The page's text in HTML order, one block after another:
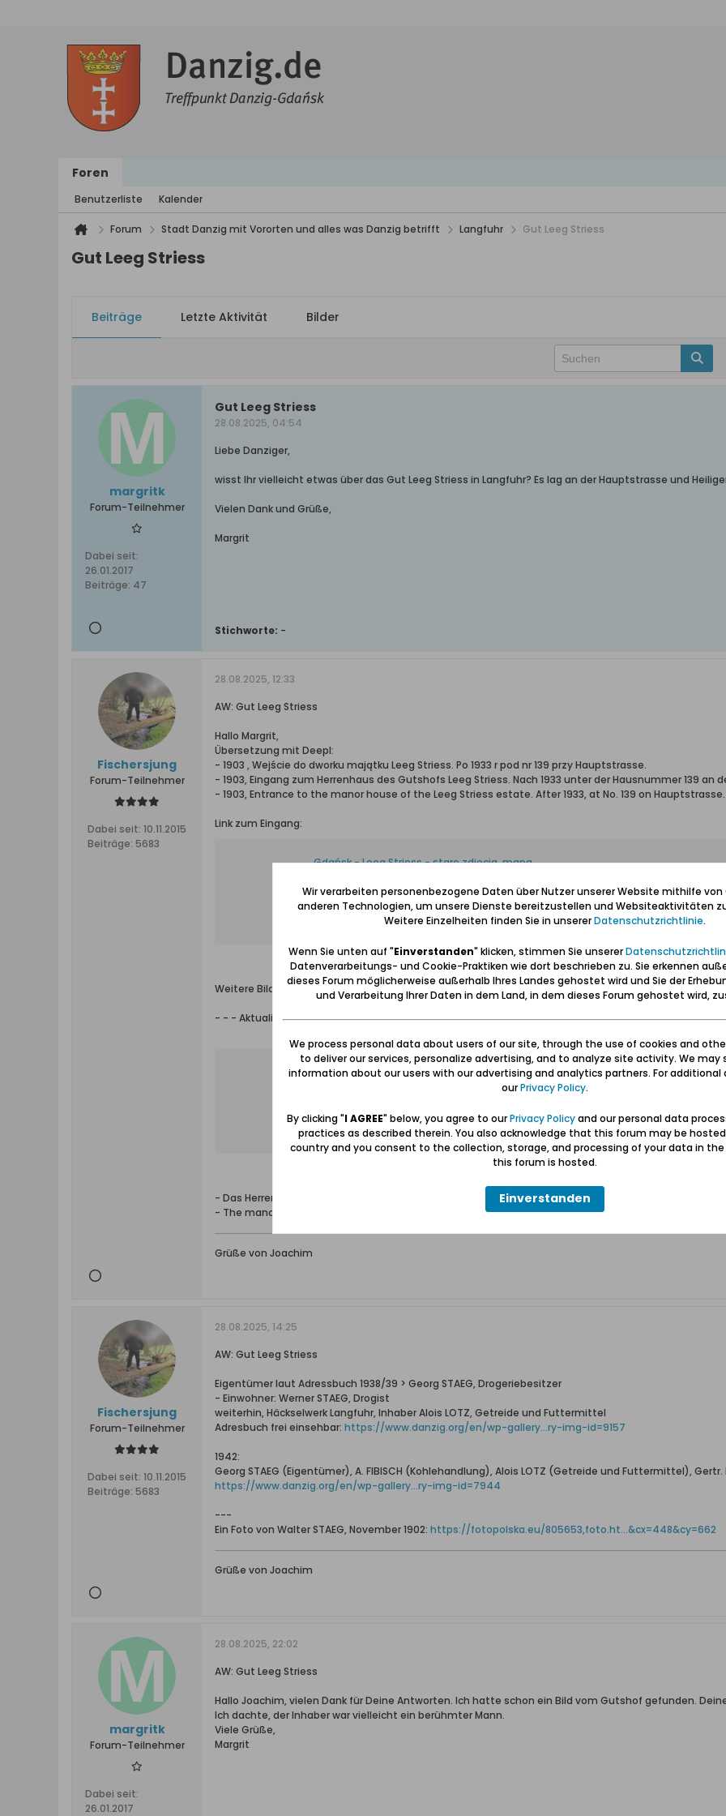
Foren
Benutzerliste Kalender
Forum Stadt Danzig mit Vororten und alles was Danzig betrifft Langfuhr Gut Leeg Striess
Gut Leeg Striess
Beiträge Letzte Aktivität Bilder
margritk
Forum-Teilnehmer
Dabei seit:
26.01.2017
Beiträge: 47
Gut Leeg Striess
28.08.2025, 04:54
Liebe Danziger,
wisst Ihr vielleicht etwas über das Gut Leeg Striess in Langfuhr? Es lag an der Hauptstrasse und
Vielen Dank und Grüße,
Margrit
Stichworte: -
Fischersjung
Forum-Teilnehmer
Dabei seit: 10.11.2015
Beiträge: 5683
28.08.2025, 12:33
AW: Gut Leeg Striess
Hallo Margrit,
Übersetzung mit Deepl:
- 1903 , Wejście do dworku majątku Leeg Striess. Po 1933 r pod nr 139 przy Hauptstrasse.
- 1903, Eingang zum Herrenhaus des Gutshofs Leeg Striess. Nach 1933 unter der Hausnummer 139 an
- 1903, Entrance to the manor house of the Leeg Striess estate. After 1933, at No. 139 on Hauptstrasse.
Link zum Eingang:
Gdańsk - Leeg Striess - stare zdjęcia, mapa
Leeg Striess, Gdańsk - 7 starych zdjęć
Weitere Bilder vom Gutshof Leeg Striess findest du im Link.
- - - Aktualisiert - - -
Leeg Striess (Hauptstrasse 60), Gdańsk - 1900 rok, stare zdjęcia
https://fotopolska.eu/1442641,foto.html
- Das Herrenhaus des Gutshofs Leeg Striess wurde von den letzten Eigentümern als Staeckhof
- The manor house of the Leeg Striess estate, referred to as Staeckhof by its last owners.
Grüße von Joachim
Fischersjung
Forum-Teilnehmer
Dabei seit: 10.11.2015
Beiträge: 5683
28.08.2025, 14:25
AW: Gut Leeg Striess
Eigentümer laut Adressbuch 1938/39 > Georg STAEG, Drogeriebesitzer
- Einwohner: Werner STAEG, Drogist
weiterhin, Häckselwerk Langfuhr, Inhaber Alois LOTZ, Getreide und Futtermittel
Adresbuch frei einsehbar: https://www.danzig.org/en/wp-gallery...ry-img-id=9157
1942:
Georg STAEG (Eigentümer), A. FIBISCH (Kohlehandlung), Alois LOTZ (Getreide und Futtermittel),
https://www.danzig.org/en/wp-gallery...ry-img-id=7944
---
Ein Foto von Walter STAEG, November 1902: https://fotopolska.eu/805653,foto.ht...&cx=448&cy=662
Grüße von Joachim
margritk
Forum-Teilnehmer
Dabei seit:
26.01.2017
28.08.2025, 22:02
AW: Gut Leeg Striess
Hallo Joachim, vielen Dank für Deine Antworten. Ich hatte schon ein Bild vom Gutshof gefunden.
Ich dachte, der Inhaber war vielleicht ein berühmter Mann.
Viele Grüße,
Margrit
Wir verarbeiten personenbezogene Daten über Nutzer unserer Website mithilfe von
anderen Technologien, um unsere Dienste bereitzustellen und Websiteaktivitäten
Weitere Einzelheiten finden Sie in unsererDatenschutzrichtlinie.
Wenn Sie unten auf "Einverstanden" klicken, stimmen Sie unserer
Datenverarbeitungs- und Cookie-Praktiken wie dort beschrieben zu. Sie erkennen
dieses Forum möglicherweise außerhalb Ihres Landes gehostet wird und Sie der
und Verarbeitung Ihrer Daten in dem Land, in dem dieses Forum gehostet wird,
We process personal data about users of our site, through the use of cookies and
to deliver our services, personalize advertising, and to analyze site activity. We may
information about our users with our advertising and analytics partners. For additional
ourPrivacy Policy.
By clicking "I AGREE" below, you agree to ourPrivacy Policyand our personal data
practices as described therein. You also acknowledge that this forum may be
country and you consent to the collection, storage, and processing of your data in
this forum is hosted.
Einverstanden